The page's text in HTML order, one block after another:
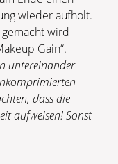
wieder aufholt.
wird
Gain“.
untereinander
dass die
aufweisen! Sonst